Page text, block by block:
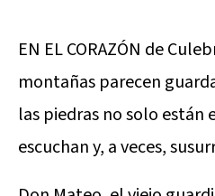
EN EL CORAZÓN de
montañas parecen
las piedras no solo están
escuchan y, a veces,